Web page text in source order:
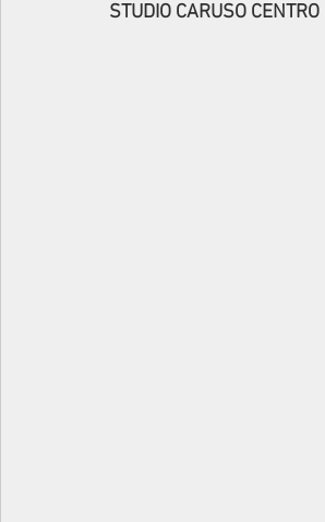
STUDIO CARUSO